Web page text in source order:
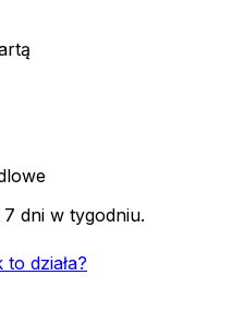
dni w tygodniu.
to działa?